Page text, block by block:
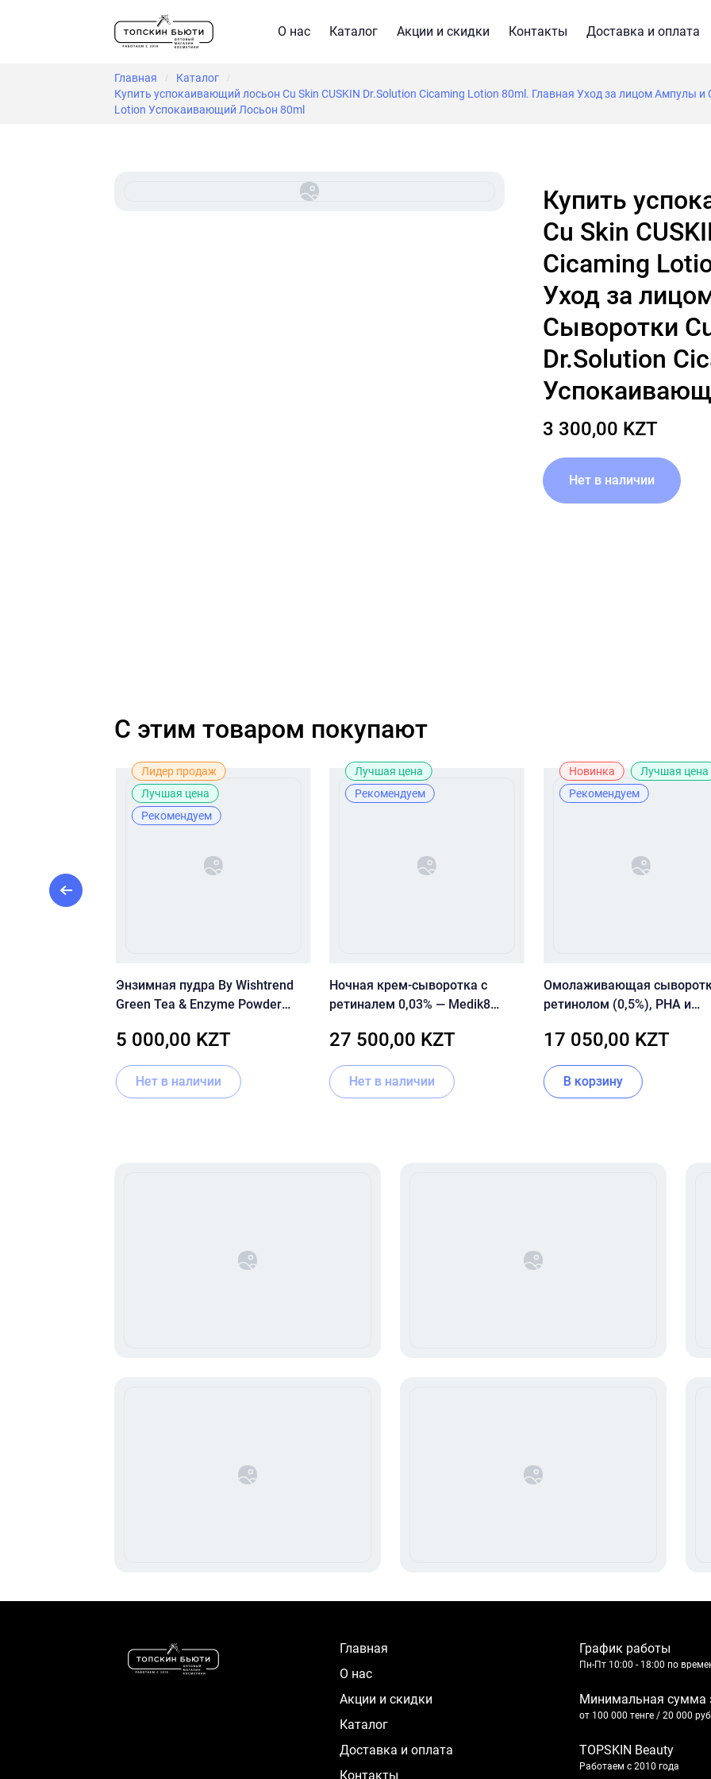
О нас Каталог Акции и скидки Контакты Доставка и оплата
Главная / Каталог /
Купить успокаивающий лосьон Cu Skin CUSKIN Dr.Solution Cicaming Lotion 80ml. Главная Уход за лицом Ампулы и
Lotion Успокаивающий Лосьон 80ml
Купить успокаивающий лосьон
Cu Skin
Cicaming
Уход за
Сыворотки
Dr.Solution
3 300,00 KZT
Нет в наличии
C этим товаром покупают
Лидер продаж
Лучшая цена
Рекомендуем
Энзимная пудра By Wishtrend
Green Tea & Enzyme Powder
5 000,00 KZT
Нет в наличии
Лучшая цена
Рекомендуем
Ночная крем-сыворотка с
ретиналем 0,03% — Medik8
27 500,00 KZT
Нет в наличии
Новинка
Лучшая цена
Рекомендуем
Омолаживающая
ретинолом (0,5%), PHA и
CLEAN-UP Retinol Activator
17 050,00 KZT
В корзину
Главная
О нас
Акции и скидки
Каталог
Доставка и оплата
Контакты
График работы
Пн-Пт 10:00 - 18:00 по
Минимальная сумма
от 100 000 тенге / 20 000
TOPSKIN Beauty
Работаем с 2010 года